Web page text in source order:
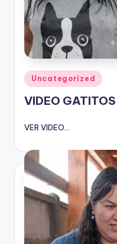
Publicado
en
Uncategorized
VIDEO GATITOS
VER VIDEO...